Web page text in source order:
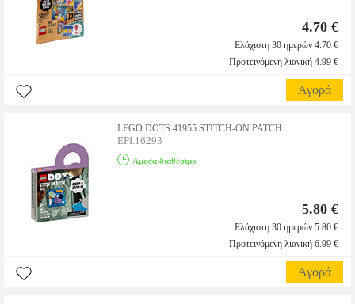
4.70 €
Ελάχιστη 30 ημερών 4.70 €
Προτεινόμενη λιανική 4.99 €
Αγορά
LEGO DOTS 41955 STITCH-ON PATCH
EPI.16293
Αμεσα διαθέσιμο
5.80 €
Ελάχιστη 30 ημερών 5.80 €
Προτεινόμενη λιανική 6.99 €
Αγορά